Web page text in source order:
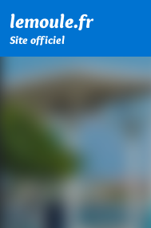
lemoule.fr
Site officiel